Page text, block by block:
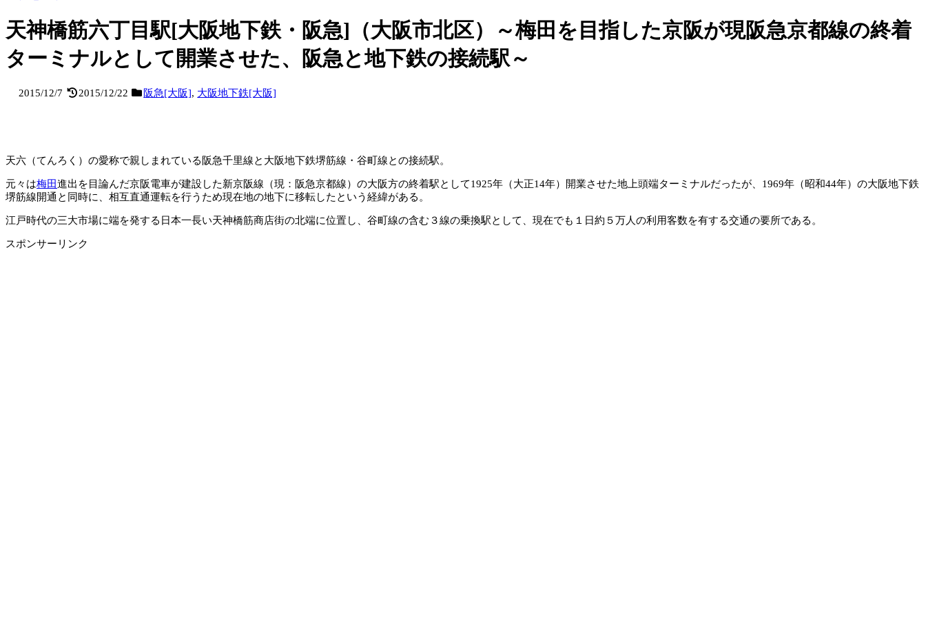
天神橋筋六丁目駅[大阪地下鉄・阪急]（大阪市北区）～梅田を目指した京阪が現阪急京都線の終着
ターミナルとして開業させた、阪急と地下鉄の接続駅～
2015/12/7 2015/12/22 阪急[大阪], 大阪地下鉄[大阪]
天六（てんろく）の愛称で親しまれている阪急千里線と大阪地下鉄堺筋線・谷町線との接続駅。
元々は梅田進出を目論んだ京阪電車が建設した新京阪線（現：阪急京都線）の大阪方の終着駅として1925年（大正14年）開業させた地上頭端ターミナルだったが、1969年（昭和44年）の大阪地下鉄
堺筋線開通と同時に、相互直通運転を行うため現在地の地下に移転したという経緯がある。
江戸時代の三大市場に端を発する日本一長い天神橋筋商店街の北端に位置し、谷町線の含む３線の乗換駅として、現在でも１日約５万人の利用客数を有する交通の要所である。
スポンサーリンク